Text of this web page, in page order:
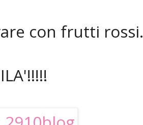
con frutti rossi.